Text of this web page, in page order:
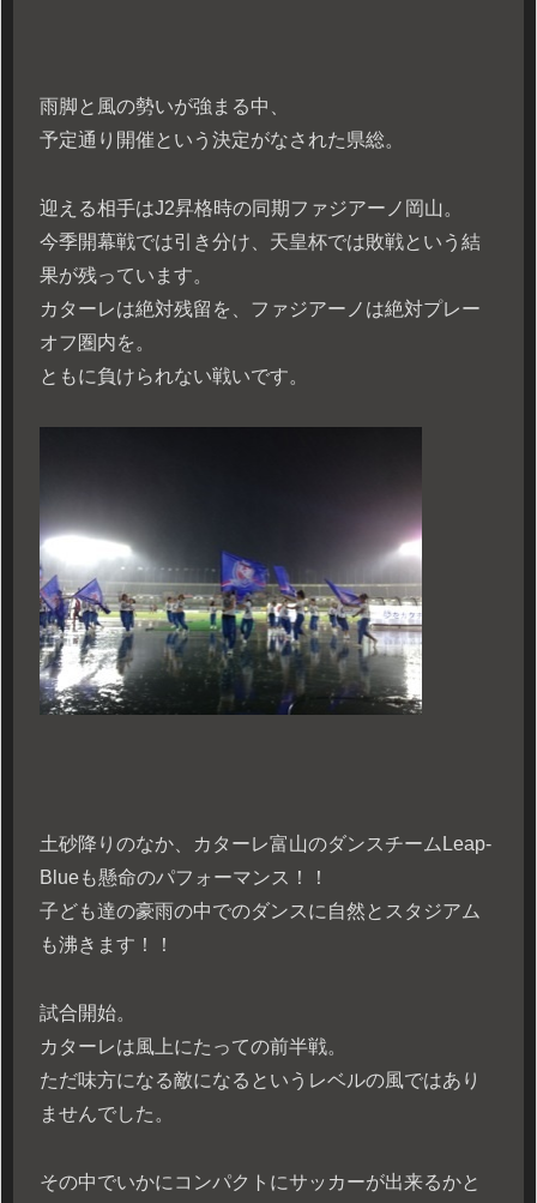
雨脚と風の勢いが強まる中、
予定通り開催という決定がなされた県総。
迎える相手はJ2昇格時の同期ファジアーノ岡山。
今季開幕戦では引き分け、天皇杯では敗戦という結
果が残っています。
カターレは絶対残留を、ファジアーノは絶対プレー
オフ圏内を。
ともに負けられない戦いです。
土砂降りのなか、カターレ富山のダンスチームLeap-
Blueも懸命のパフォーマンス！！
子ども達の豪雨の中でのダンスに自然とスタジアム
も沸きます！！
試合開始。
カターレは風上にたっての前半戦。
ただ味方になる敵になるというレベルの風ではあり
ませんでした。
その中でいかにコンパクトにサッカーが出来るかと